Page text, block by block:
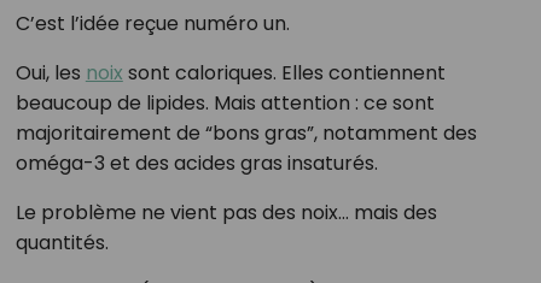
C’est l’idée reçue numéro un.
Oui, les noix sont caloriques. Elles contiennent
beaucoup de lipides. Mais attention : ce sont
majoritairement de “bons gras”, notamment des
oméga-3 et des acides gras insaturés.
Le problème ne vient pas des noix… mais des
quantités.